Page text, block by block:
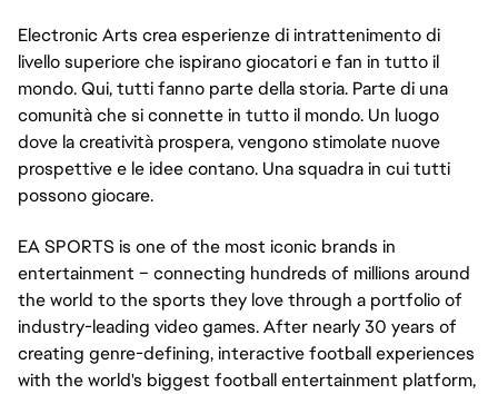
Electronic Arts crea esperienze di intrattenimento di
livello superiore che ispirano giocatori e fan in tutto il
mondo. Qui, tutti fanno parte della storia. Parte di una
comunità che si connette in tutto il mondo. Un luogo
dove la creatività prospera, vengono stimolate nuove
prospettive e le idee contano. Una squadra in cui tutti
possono giocare.
EA SPORTS is one of the most iconic brands in
entertainment – connecting hundreds of millions around
the world to the sports they love through a portfolio of
industry-leading video games. After nearly 30 years of
creating genre-defining, interactive football experiences
with the world's biggest football entertainment platform,